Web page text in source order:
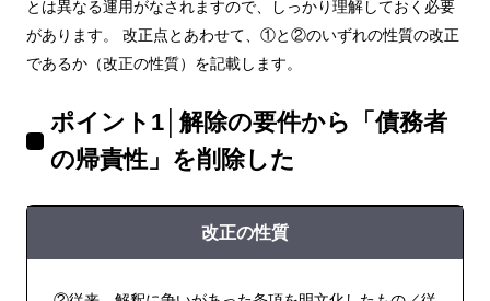
とは異なる運用がなされますので、しっかり理解しておく必要
があります。 改正点とあわせて、①と②のいずれの性質の改正
であるか（改正の性質）を記載します。
ポイント1│解除の要件から「債務者
の帰責性」を削除した
改正の性質